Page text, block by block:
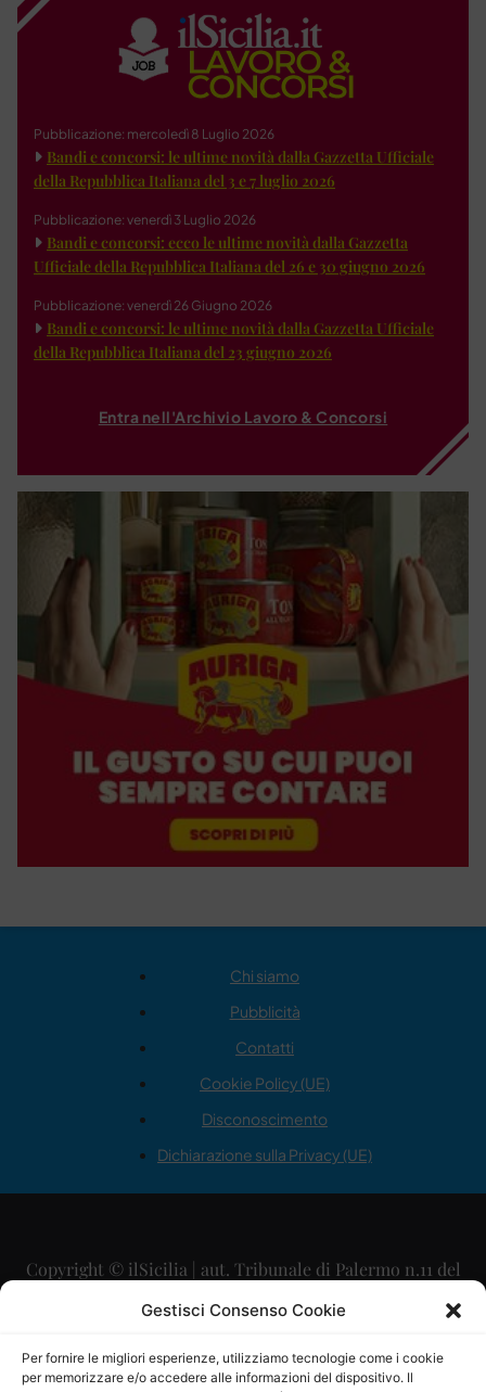
Gestisci Consenso Cookie
Per fornire le migliori esperienze, utilizziamo tecnologie come i cookie
per memorizzare e/o accedere alle informazioni del dispositivo. Il
Pubblicazione: mercoledì 8 Luglio 2026
Bandi e concorsi: le ultime novità dalla Gazzetta Ufficiale
della Repubblica Italiana del 3 e 7 luglio 2026
Pubblicazione: venerdì 3 Luglio 2026
Bandi e concorsi: ecco le ultime novità dalla Gazzetta
Ufficiale della Repubblica Italiana del 26 e 30 giugno 2026
Pubblicazione: venerdì 26 Giugno 2026
Bandi e concorsi: le ultime novità dalla Gazzetta Ufficiale
della Repubblica Italiana del 23 giugno 2026
Entra nell'Archivio Lavoro & Concorsi
Chi siamo
Pubblicità
Contatti
Cookie Policy (UE)
Disconoscimento
Dichiarazione sulla Privacy (UE)
Copyright © ilSicilia | aut. Tribunale di Palermo n.11 del
29/09/2015